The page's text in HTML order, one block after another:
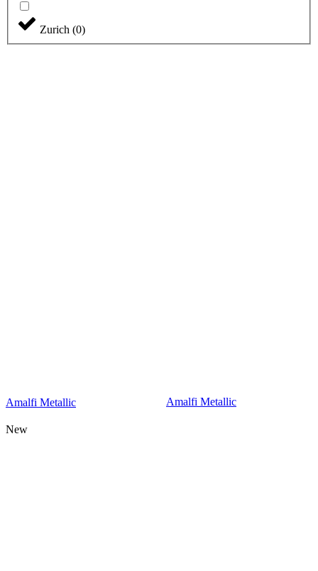
Zurich (0)
Amalfi Metallic Amalfi Metallic
New